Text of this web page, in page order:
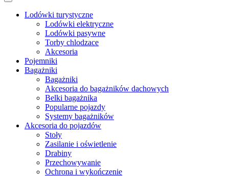
Lodówki turystyczne
Lodówki elektryczne
Lodówki pasywne
Torby chlodzace
Akcesoria
Pojemniki
Bagażniki
Bagażniki
Akcesoria do bagażników dachowych
Belki bagażnika
Popularne pojazdy
Systemy bagażników
Akcesoria do pojazdów
Stoły
Zasilanie i oświetlenie
Drabiny
Przechowywanie
Ochrona i wykończenie